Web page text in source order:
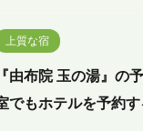
上質な宿
『由布院 玉の湯』の
でもホテルを予約す